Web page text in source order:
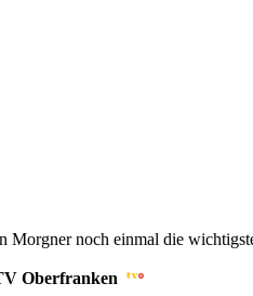
noch einmal die
Oberfranken